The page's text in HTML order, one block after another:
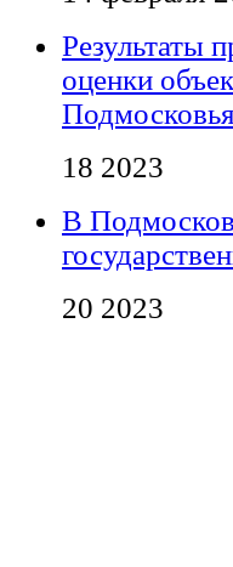
Результаты
оценки
18 2023
В
20 2023